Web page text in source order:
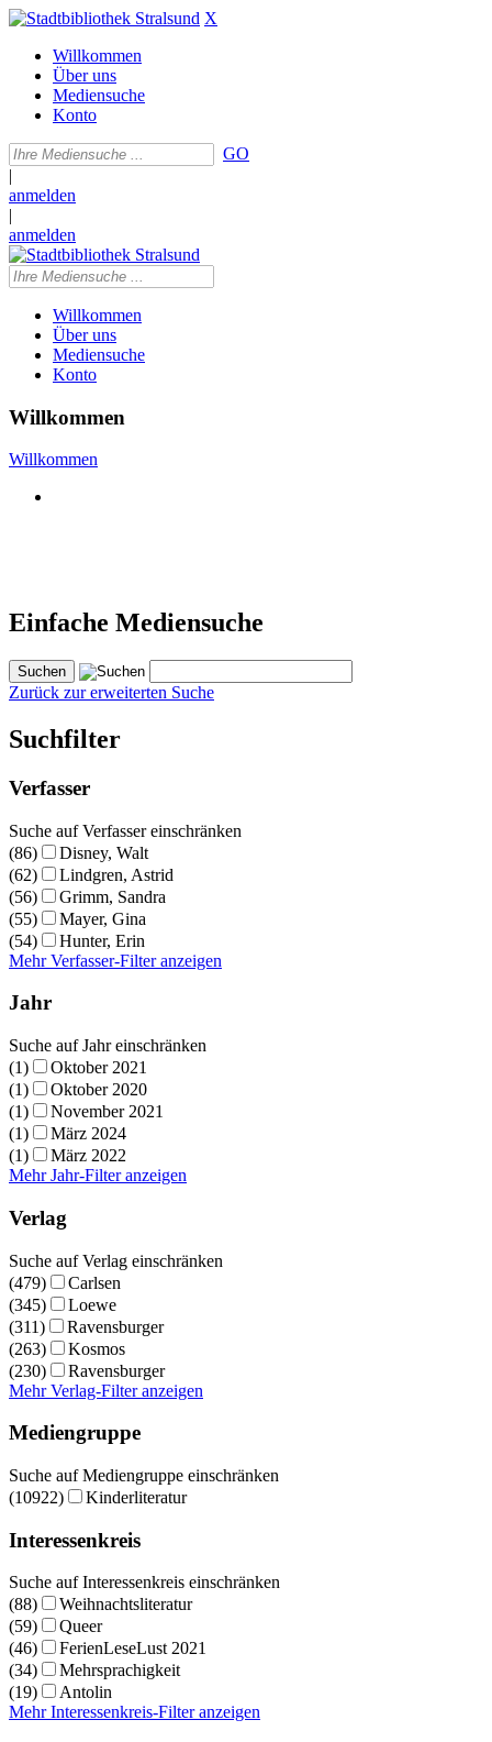
X
Willkommen
Über uns
Mediensuche
Konto
GO
|
anmelden
|
anmelden
Willkommen
Über uns
Mediensuche
Konto
Willkommen
Willkommen
Einfache Mediensuche
Zurück zur erweiterten Suche
Suchfilter
Verfasser
Suche auf Verfasser einschränken
(86)
Disney, Walt
(62)
Lindgren, Astrid
(56)
Grimm, Sandra
(55)
Mayer, Gina
(54)
Hunter, Erin
Mehr Verfasser-Filter anzeigen
Jahr
Suche auf Jahr einschränken
(1)
Oktober 2021
(1)
Oktober 2020
(1)
November 2021
(1)
März 2024
(1)
März 2022
Mehr Jahr-Filter anzeigen
Verlag
Suche auf Verlag einschränken
(479)
Carlsen
(345)
Loewe
(311)
Ravensburger
(263)
Kosmos
(230)
Ravensburger
Mehr Verlag-Filter anzeigen
Mediengruppe
Suche auf Mediengruppe einschränken
(10922)
Kinderliteratur
Interessenkreis
Suche auf Interessenkreis einschränken
(88)
Weihnachtsliteratur
(59)
Queer
(46)
FerienLeseLust 2021
(34)
Mehrsprachigkeit
(19)
Antolin
Mehr Interessenkreis-Filter anzeigen